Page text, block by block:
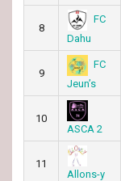
8
FC
Dahu
9
FC
Jeun’s
10
ASCA 2
11
Allons-y